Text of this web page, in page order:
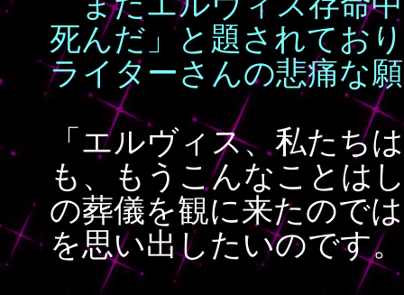
死んだ」と題されてお
ライターさんの悲痛な
「エルヴィス、私たち
も、もうこんなことは
の葬儀を観に来たので
を思い出したいのです